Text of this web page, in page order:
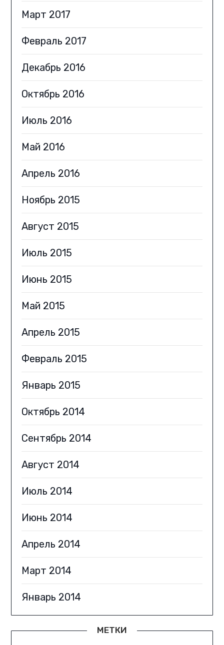
Март 2017
Февраль 2017
Декабрь 2016
Октябрь 2016
Июль 2016
Май 2016
Апрель 2016
Ноябрь 2015
Август 2015
Июль 2015
Июнь 2015
Май 2015
Апрель 2015
Февраль 2015
Январь 2015
Октябрь 2014
Сентябрь 2014
Август 2014
Июль 2014
Июнь 2014
Апрель 2014
Март 2014
Январь 2014
МЕТКИ